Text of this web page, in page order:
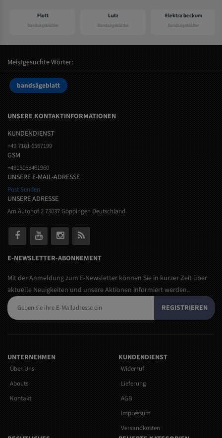
Flott
Bandsägeblätter
Lutz
Bandsägeblätter
Elektra beckum
Bandsägeblätter
Meistgesuchte Wörter:
bandsägeblatt
UNSERE KONTAKTINFORMATIONEN
KUNDENDIENST
+49 7161 6567199
GSM
+4915165461960
UNSERE E-MAIL-ADRESSE
Post Senden
UNSERE ADRESSE
Am Autohof 2 73037 Göppingen Deutschland
E-NEWSLETTER-ABONNEMENT
Mit der Anmeldung zum E-Newsletter können Sie in kurzer Zeit über
aktuelle Neuigkeiten und unsere Aktionen informiert werden..
REGISTRIEREN
UNTERNEHMEN
Über Uns
Abouts
Kontakt
KUNDENDIENST
Widerruf
Lieferung
AGB
Impressum
Versandkosten